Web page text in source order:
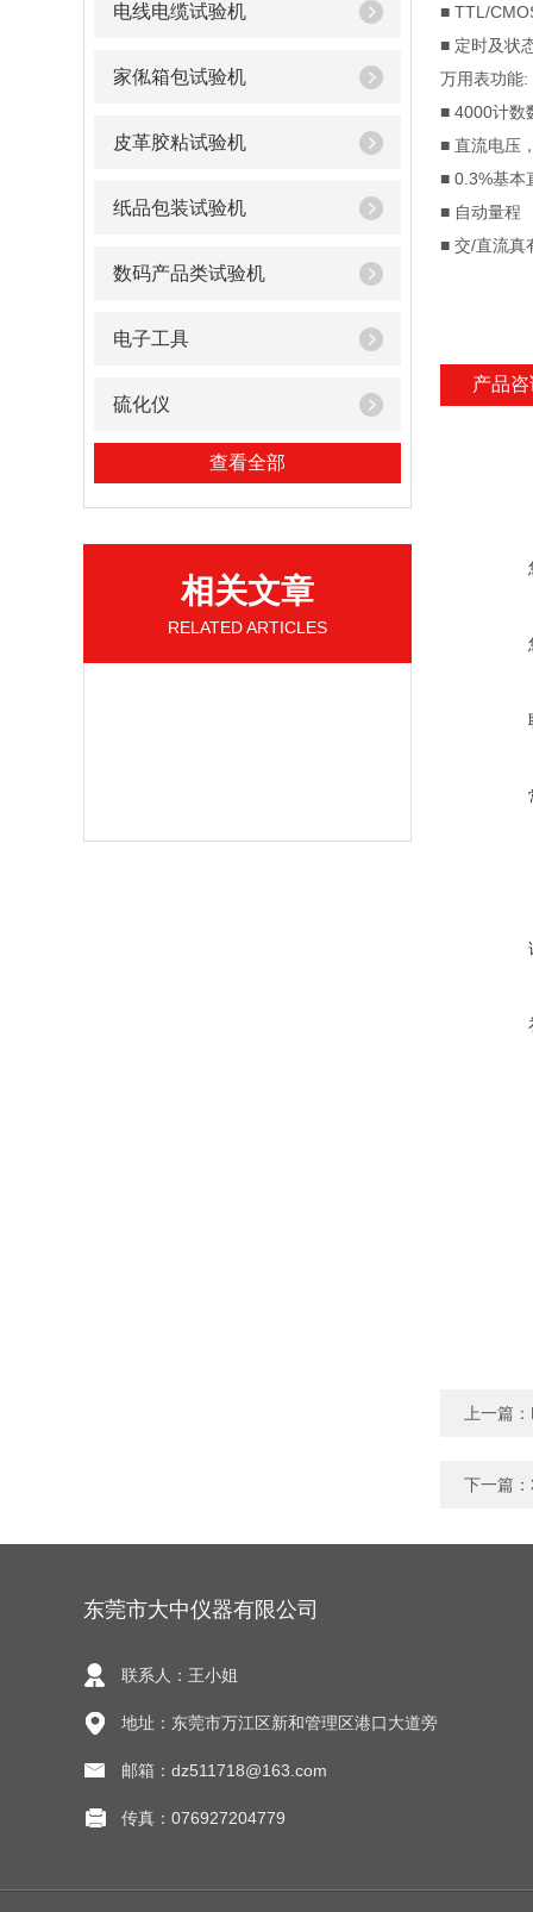
电线电缆试验机
家俬箱包试验机
皮革胶粘试验机
纸品包装试验机
数码产品类试验机
电子工具
硫化仪
查看全部
相关文章
RELATED ARTICLES
■ TTL/
■ 定时及状
万用表功能:
■ 4000计数
■ 直流电压
■ 0.3%基本
■ 自动量程
■ 交/直流真
产品
上一篇：
下一篇：
东莞市大中仪器有限公司
联系人：王小姐
地址：东莞市万江区新和管理区港口大道旁
邮箱：dz511718@163.com
传真：076927204779